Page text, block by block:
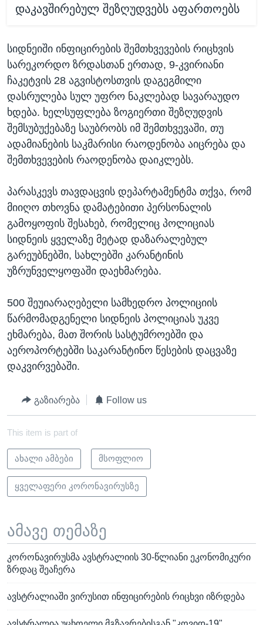
დაკავშირებულ შეზღუდვებს აფართოებს
სიდნეიში ინფიცირების შემთხვევების რიცხვის
სარეკორდო ზრდასთან ერთად, 9-კვირიანი
ჩაკეტვის 28 აგვისტოსთვის დაგეგმილი
დასრულება სულ უფრო ნაკლებად სავარაუდო
ხდება. ხელსუფლება ზოგიერთი შეზღუდვის
შემსუბუქებაზე საუბრობს იმ შემთხვევაში, თუ
ადამიანების საკმარისი რაოდენობა აიცრება და
შემთხვევების რაოდენობა დაიკლებს.
პარასკევს თავდაცვის დეპარტამენტმა თქვა, რომ
მიიღო თხოვნა დამატებითი პერსონალის
გამოყოფის შესახებ, რომელიც პოლიციას
სიდნეის ყველაზე მეტად დაზარალებულ
გარეუბნებში, სახლებში კარანტინის
უზრუნველყოფაში დაეხმარება.
500 შეუიარაღებელი სამხედრო პოლიციის
წარმომადგენელი სიდნეის პოლიციას უკვე
ეხმარება, მათ შორის სასტუმროებში და
აეროპორტებში საკარანტინო წესების დაცვაზე
დაკვირვებაში.
გაზიარება Follow us
This item is part of
ახალი ამბები მსოფლიო
ყველაფერი კორონავირუსზე
ამავე თემაზე
კორონავირუსმა ავსტრალიის 30-წლიანი ეკონომიკური
ზრდაც შეაჩერა
ავსტრალიაში ვირუსით ინფიცირების რიცხვი იზრდება